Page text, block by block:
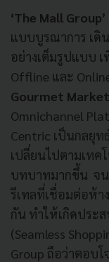
‘The Mall Group’
แบบบูรณาการ เดิ
อย่างเต็มรูปแบบ
Offline และ
Gourmet
Omnichannel
Centric เป็นกลยุ
เปลี่ยนไปตามเทค
บทบาทมากขึ้น จน
รีเทลที่เชื่อมต่อห้า
กัน ทำให้เกิดประ
(Seamless
Group ถือว่าตอบ